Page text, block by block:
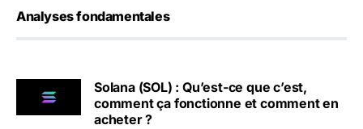
Analyses fondamentales
Solana (SOL) : Qu’est-ce que c’est,
comment ça fonctionne et comment en
acheter ?